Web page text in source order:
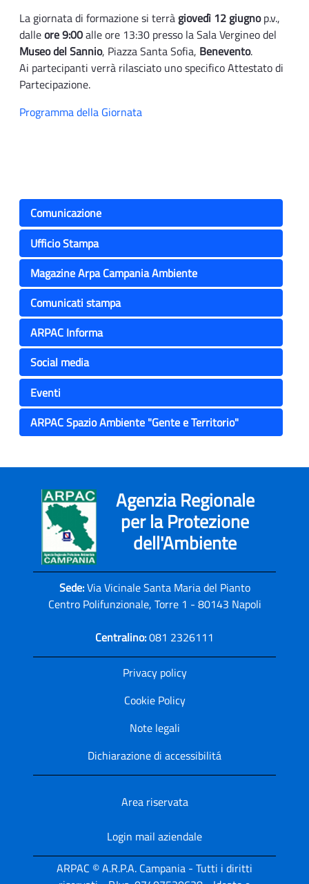
La giornata di formazione si terràgiovedì 12 giugnop.v.,
dalleore 9:00alle ore 13:30 presso la Sala Vergineo del
Museo del Sannio, Piazza Santa Sofia, Benevento.
Ai partecipanti verrà rilasciato uno specifico Attestato di
Partecipazione.
Programma della Giornata
Comunicazione
Ufficio Stampa
Magazine Arpa Campania Ambiente
Comunicati stampa
ARPAC Informa
Social media
Eventi
ARPAC Spazio Ambiente "Gente e Territorio"
Agenzia Regionale
per la Protezione
dell'Ambiente
Sede:Via Vicinale Santa Maria del Pianto
Centro Polifunzionale, Torre 1 - 80143 Napoli
Centralino:081 2326111
Privacy policy
Cookie Policy
Note legali
Dichiarazione di accessibilitá
Area riservata
Login mail aziendale
ARPAC © A.R.P.A. Campania - Tutti i diritti